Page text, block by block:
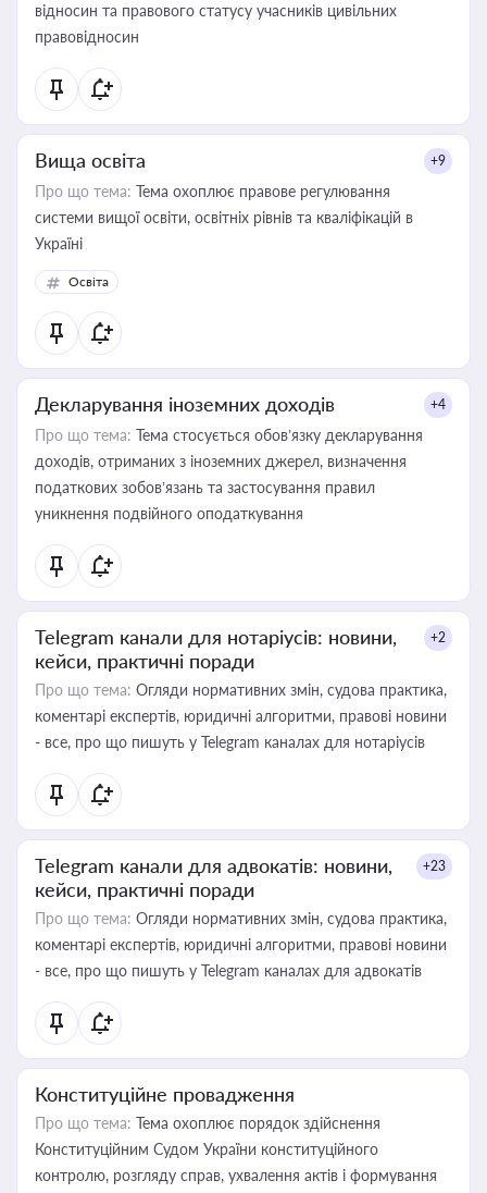
відносин та правового статусу учасників цивільних
правовідносин
Вища освіта +9
Про що тема: Тема охоплює правове регулювання
системи вищої освіти, освітніх рівнів та кваліфікацій в
Україні
Освіта
Декларування іноземних доходів +4
Про що тема: Тема стосується обов’язку декларування
доходів, отриманих з іноземних джерел, визначення
податкових зобов’язань та застосування правил
уникнення подвійного оподаткування
Telegram канали для нотаріусів: новини,
кейси, практичні поради
+2
Про що тема: Огляди нормативних змін, судова практика,
коментарі експертів, юридичні алгоритми, правові новини
- все, про що пишуть у Telegram каналах для нотаріусів
Telegram канали для адвокатів: новини,
кейси, практичні поради
+23
Про що тема: Огляди нормативних змін, судова практика,
коментарі експертів, юридичні алгоритми, правові новини
- все, про що пишуть у Telegram каналах для адвокатів
Конституційне провадження
Про що тема: Тема охоплює порядок здійснення
Конституційним Судом України конституційного
контролю, розгляду справ, ухвалення актів і формування